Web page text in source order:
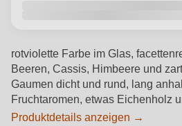
rotviolette Farbe im Glas,
Beeren, Cassis, Himbeere und
Gaumen dicht und rund, lang
Fruchtaromen, etwas Eichenholz
Produktdetails anzeigen →